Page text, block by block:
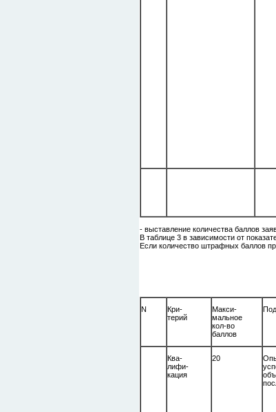
- выставление количества баллов
В таблице 3 в зависимости от
Если количество штрафных баллов
N
Кри-
терий
Макси-
мальное
кол-во
баллов
Ква-
лифи-
кация
20